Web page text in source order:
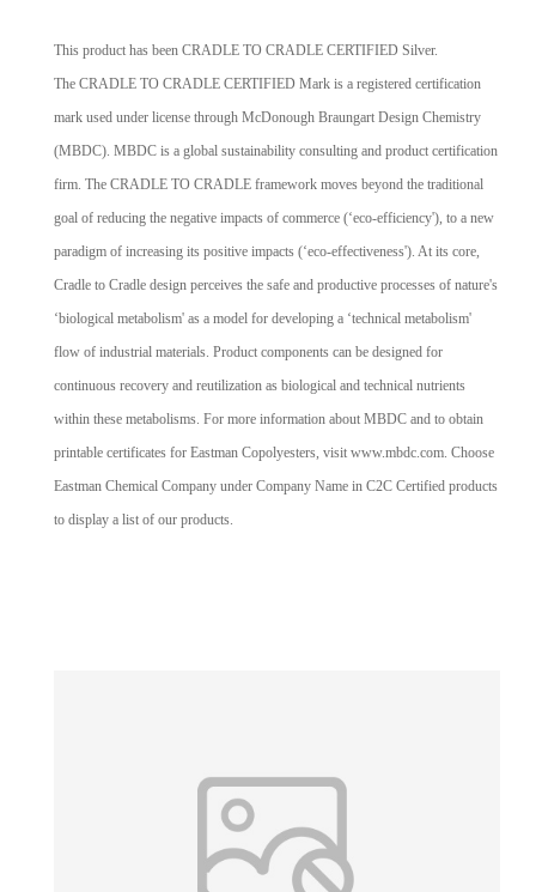
This product has been CRADLE TO CRADLE CERTIFIED Silver.
The CRADLE TO CRADLE CERTIFIED Mark is a registered certification
mark used under license through McDonough Braungart Design Chemistry
(MBDC). MBDC is a global sustainability consulting and product certification
firm. The CRADLE TO CRADLE framework moves beyond the traditional
goal of reducing the negative impacts of commerce (‘eco-efficiency'), to a new
paradigm of increasing its positive impacts (‘eco-effectiveness'). At its core,
Cradle to Cradle design perceives the safe and productive processes of nature's
‘biological metabolism' as a model for developing a ‘technical metabolism'
flow of industrial materials. Product components can be designed for
continuous recovery and reutilization as biological and technical nutrients
within these metabolisms. For more information about MBDC and to obtain
printable certificates for Eastman Copolyesters, visit www.mbdc.com. Choose
Eastman Chemical Company under Company Name in C2C Certified products
to display a list of our products.